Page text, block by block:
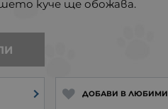
ДОБАВИ В ЛЮБИМИ
куче ще обожава.